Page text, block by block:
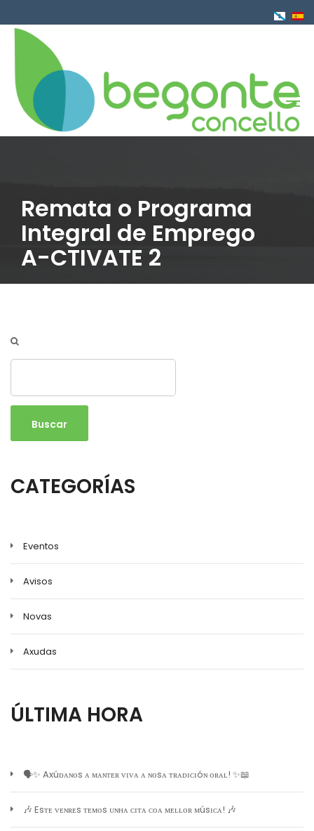
o
Remata o Programa
Integral de Emprego
A-CTIVATE 2
CATEGORÍAS
Eventos
Avisos
Novas
Axudas
ÚLTIMA HORA
🗣️✨ Axúᴅᴀɴᴏs ᴀ ᴍᴀɴᴛᴇʀ ᴠɪᴠᴀ ᴀ ɴᴏsᴀ ᴛʀᴀᴅɪᴄɪóɴ ᴏʀᴀʟ! ✨📖
🎶 Esᴛᴇ ᴠᴇɴʀᴇs ᴛᴇᴍᴏs ᴜɴʜᴀ ᴄɪᴛᴀ ᴄᴏᴀ ᴍᴇʟʟᴏʀ ᴍúsɪᴄᴀ! 🎶